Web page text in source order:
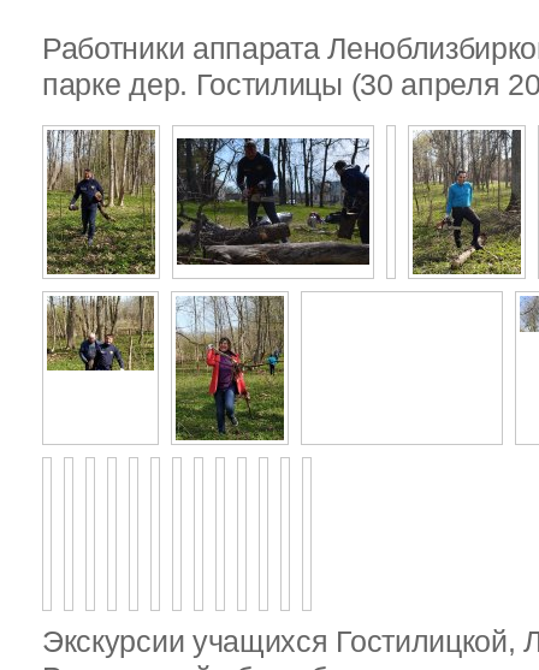
Работники аппарата
парке дер. Гостилицы (30 апреля
Экскурсии учащихся Гостилицкой,